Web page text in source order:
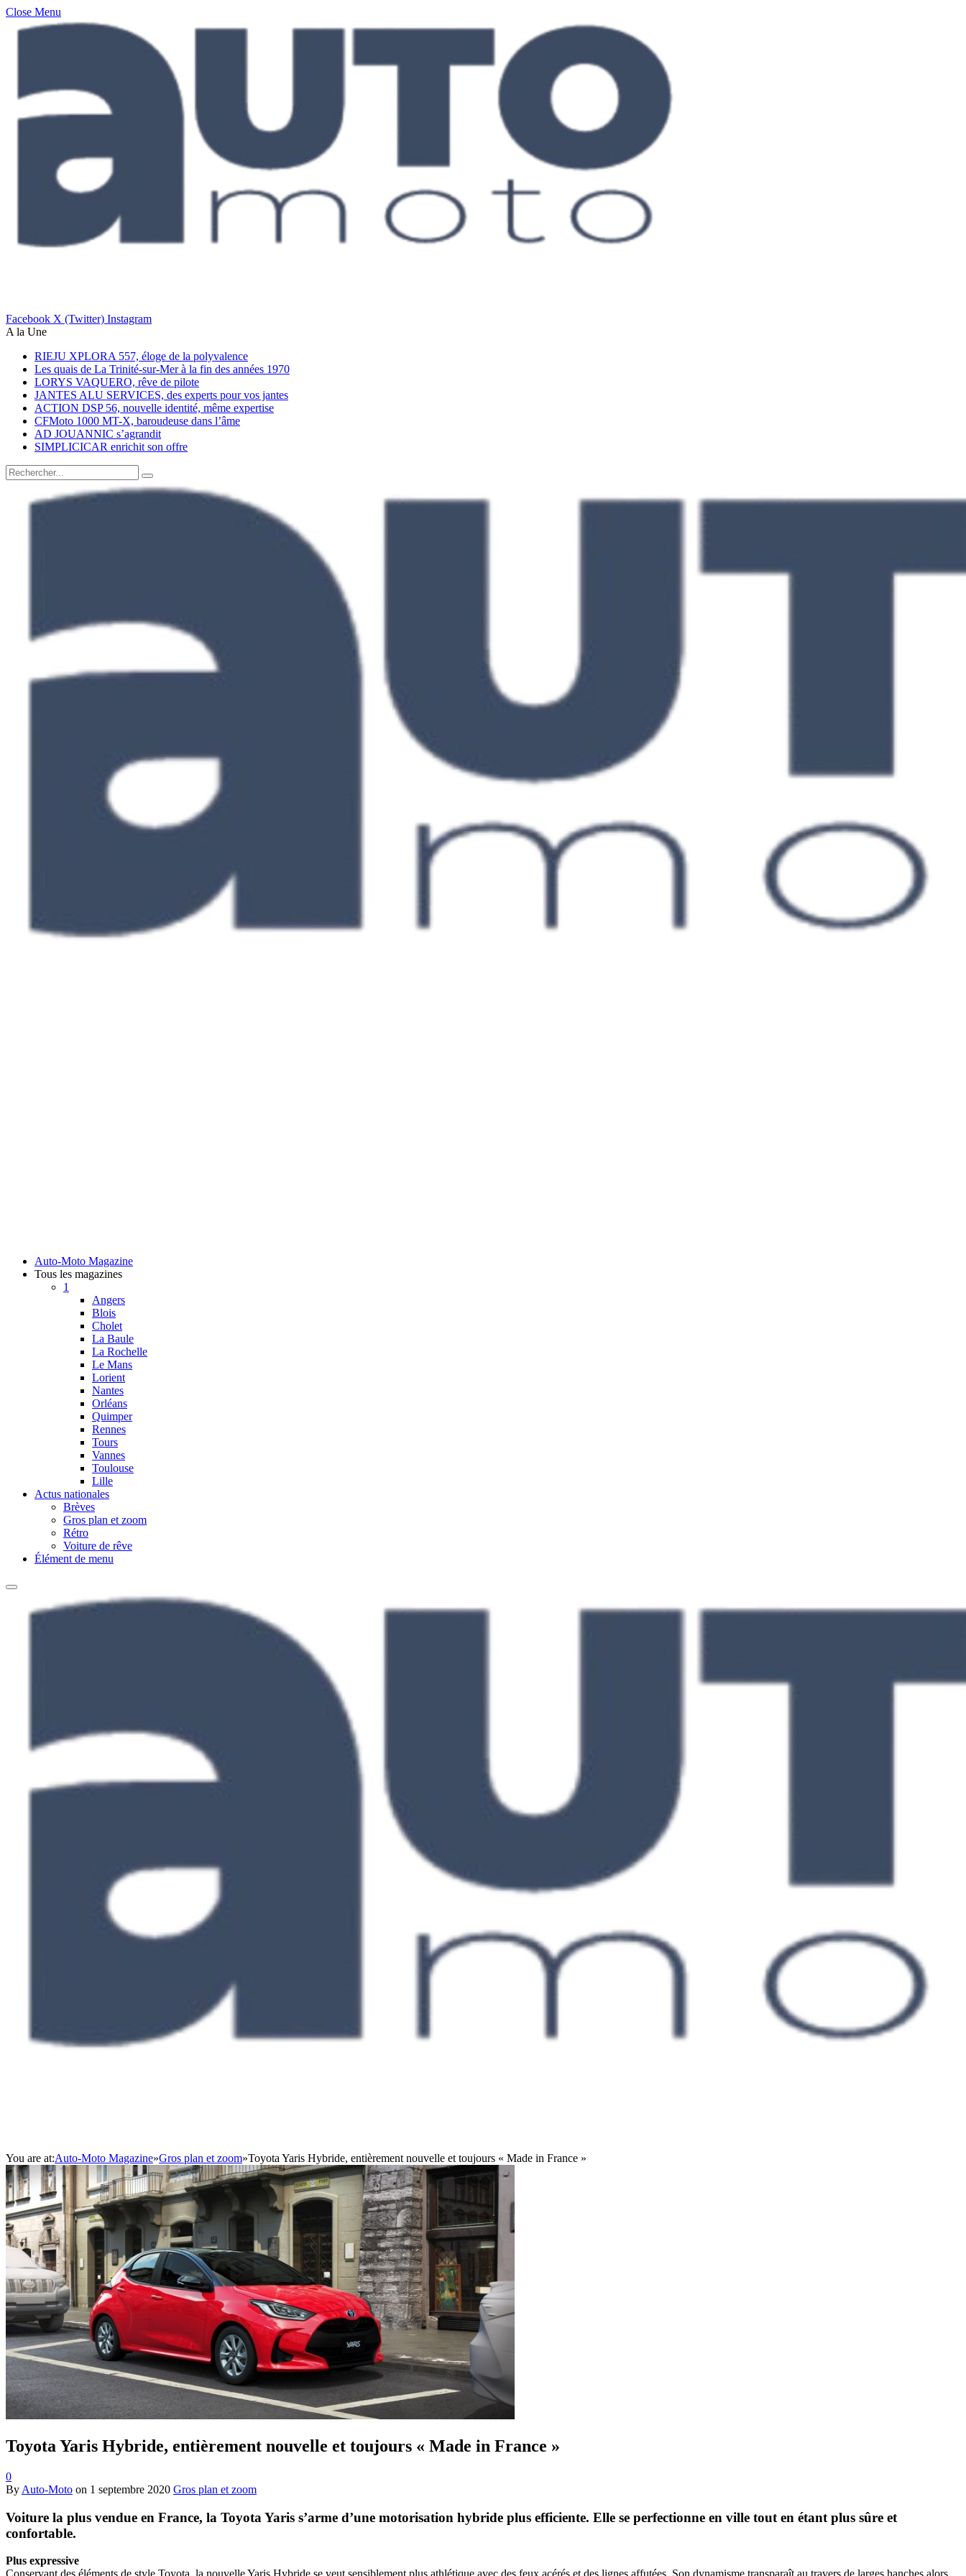
Close Menu
Facebook X (Twitter) Instagram
A la Une
RIEJU XPLORA 557, éloge de la polyvalence
Les quais de La Trinité-sur-Mer à la fin des années 1970
LORYS VAQUERO, rêve de pilote
JANTES ALU SERVICES, des experts pour vos jantes
ACTION DSP 56, nouvelle identité, même expertise
CFMoto 1000 MT-X, baroudeuse dans l’âme
AD JOUANNIC s’agrandit
SIMPLICICAR enrichit son offre
Auto-Moto Magazine
Tous les magazines
1
Angers
Blois
Cholet
La Baule
La Rochelle
Le Mans
Lorient
Nantes
Orléans
Quimper
Rennes
Tours
Vannes
Toulouse
Lille
Actus nationales
Brèves
Gros plan et zoom
Rétro
Voiture de rêve
Élément de menu
You are at:Auto-Moto Magazine»Gros plan et zoom»Toyota Yaris Hybride, entièrement nouvelle et toujours « Made in France »
Toyota Yaris Hybride, entièrement nouvelle et toujours « Made in France »
0
By Auto-Moto on 1 septembre 2020 Gros plan et zoom
Voiture la plus vendue en France, la Toyota Yaris s’arme d’une motorisation hybride plus efficiente. Elle se perfectionne en ville tout en étant plus sûre et
confortable.
Plus expressive